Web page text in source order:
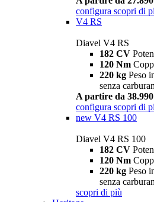
configura scopri di
V4 RS
Diavel V4 RS
182 CV
120 Nm
220 kg Peso
senza
A partire da
configura scopri di
new V4 RS 100
Diavel V4 RS 100
182 CV
120 Nm
220 kg Peso
senza
scopri di più